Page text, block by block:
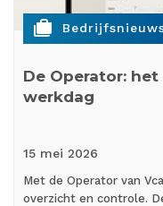
cases
De Operator:
werkdag
15 mei 2026
Met de Operator van
overzicht en controle.